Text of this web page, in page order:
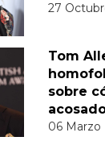
27
Tom
sobre
06 Marzo